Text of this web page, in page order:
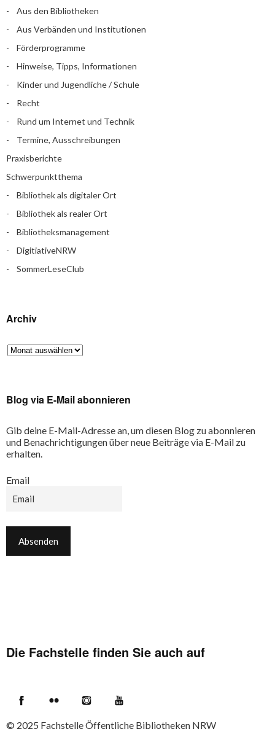
Aus den Bibliotheken
Aus Verbänden und Institutionen
Förderprogramme
Hinweise, Tipps, Informationen
Kinder und Jugendliche / Schule
Recht
Rund um Internet und Technik
Termine, Ausschreibungen
Praxisberichte
Schwerpunktthema
Bibliothek als digitaler Ort
Bibliothek als realer Ort
Bibliotheksmanagement
DigitiativeNRW
SommerLeseClub
Archiv
Blog via E-Mail abonnieren
Gib deine E-Mail-Adresse an, um diesen Blog zu abonnieren
und Benachrichtigungen über neue Beiträge via E-Mail zu
erhalten.
Email
Die Fachstelle finden Sie auch auf
© 2025 Fachstelle Öffentliche Bibliotheken NRW